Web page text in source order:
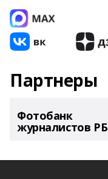
Партнеры
Фотобанк
журналистов РБ